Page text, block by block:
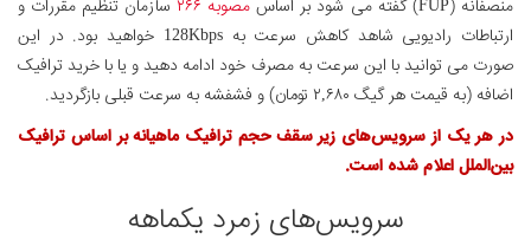
منصفانه (FUP) گفته می شود بر اساس
مصوبه ۲۶۶
سازمان تنظیم مقررات و
ارتباطات رادیویی شاهد کاهش سرعت به 128Kbps خواهید بود. در این
صورت می توانید با این سرعت به مصرف خود ادامه دهید و یا با خرید ترافیک
اضافه (به قیمت هر گیگ ۲,۶۸۰ تومان) و فشفشه به سرعت قبلی بازگردید.
در هر یک از سرویس‌های زیر سقف حجم ترافیک ماهیانه بر اساس ترافیک
بین‌الملل اعلام شده است.
سرویس‌های زمرد یکماهه